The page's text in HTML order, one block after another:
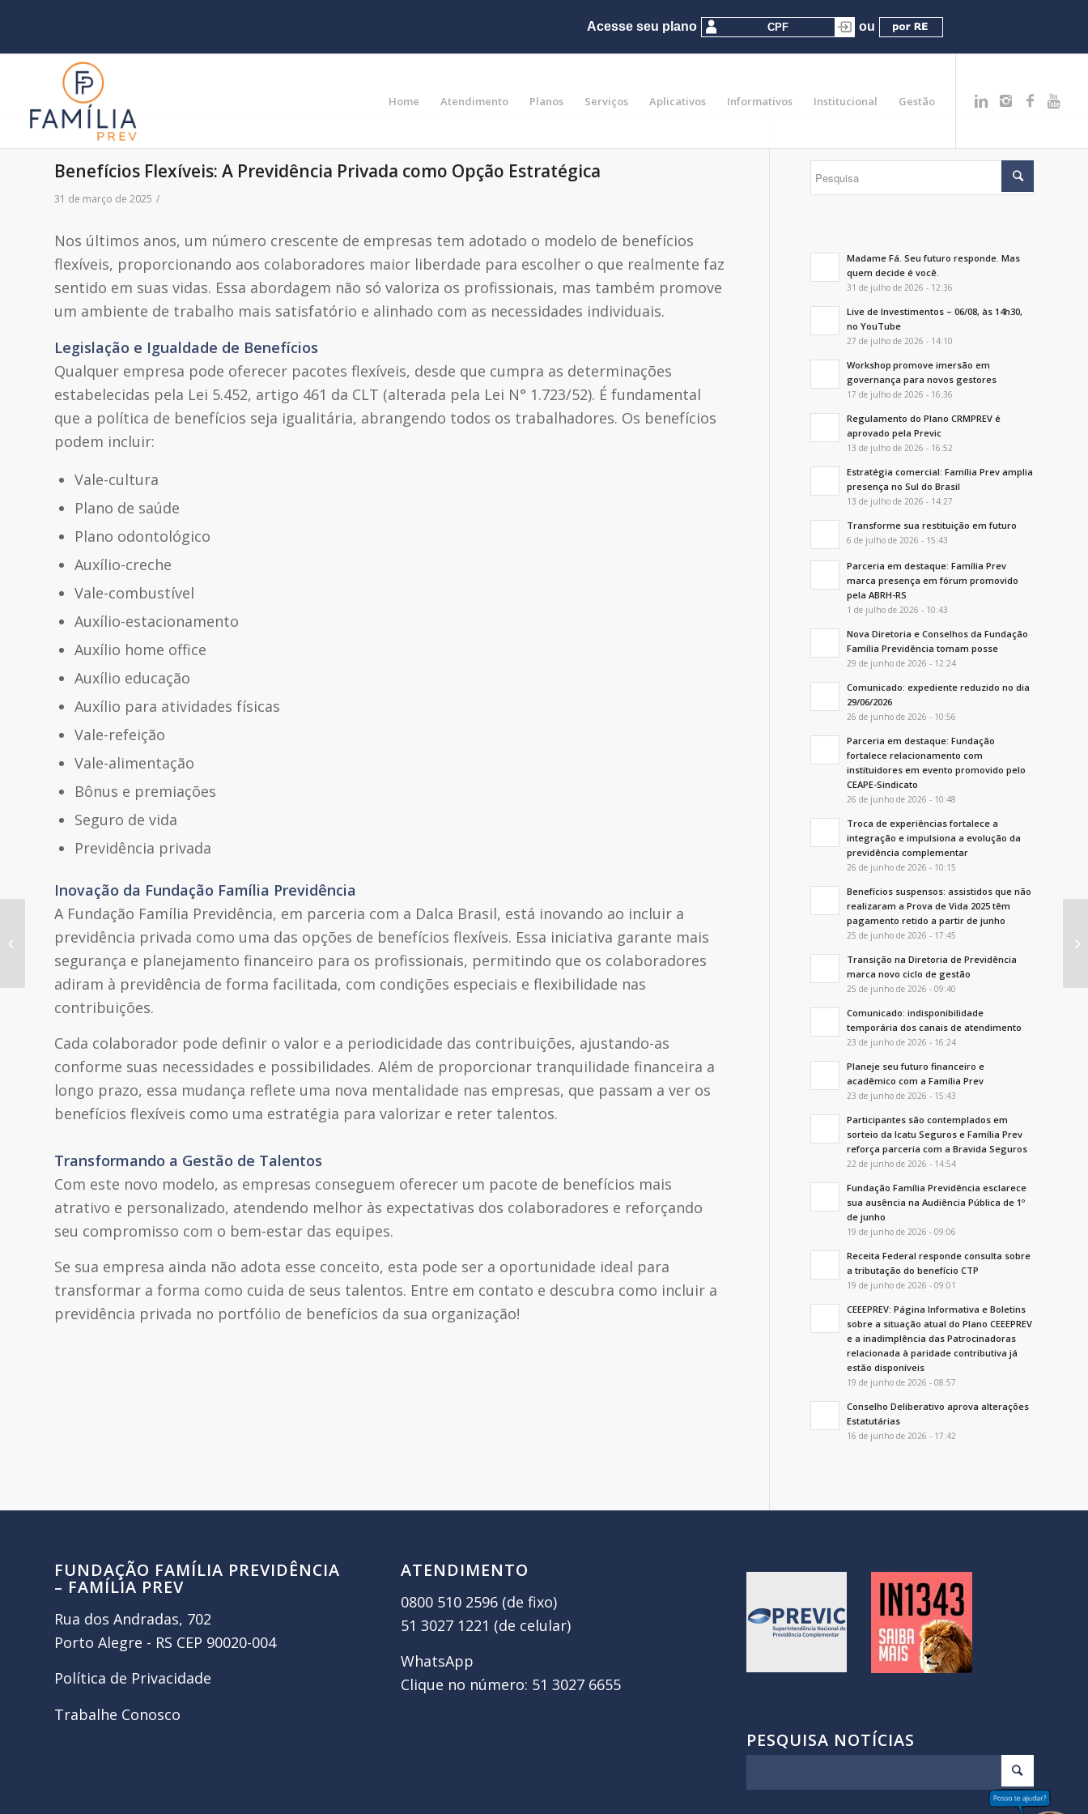
Home Atendimento Planos Serviços Aplicativos Informativos Institucional Gestão
Benefícios Flexíveis: A Previdência Privada como Opção Estratégica
31 de março de 2025 /
Nos últimos anos, um número crescente de empresas tem adotado o modelo de benefícios
flexíveis, proporcionando aos colaboradores maior liberdade para escolher o que realmente faz
sentido em suas vidas. Essa abordagem não só valoriza os profissionais, mas também promove
um ambiente de trabalho mais satisfatório e alinhado com as necessidades individuais.
Legislação e Igualdade de Benefícios
Qualquer empresa pode oferecer pacotes flexíveis, desde que cumpra as determinações
estabelecidas pela Lei 5.452, artigo 461 da CLT (alterada pela Lei N° 1.723/52). É fundamental
que a política de benefícios seja igualitária, abrangendo todos os trabalhadores. Os benefícios
podem incluir:
Vale-cultura
Plano de saúde
Plano odontológico
Auxílio-creche
Vale-combustível
Auxílio-estacionamento
Auxílio home office
Auxílio educação
Auxílio para atividades físicas
Vale-refeição
Vale-alimentação
Bônus e premiações
Seguro de vida
Previdência privada
Inovação da Fundação Família Previdência
A Fundação Família Previdência, em parceria com a Dalca Brasil, está inovando ao incluir a
previdência privada como uma das opções de benefícios flexíveis. Essa iniciativa garante mais
segurança e planejamento financeiro para os profissionais, permitindo que os colaboradores
adiram à previdência de forma facilitada, com condições especiais e flexibilidade nas
contribuições.
Cada colaborador pode definir o valor e a periodicidade das contribuições, ajustando-as
conforme suas necessidades e possibilidades. Além de proporcionar tranquilidade financeira a
longo prazo, essa mudança reflete uma nova mentalidade nas empresas, que passam a ver os
benefícios flexíveis como uma estratégia para valorizar e reter talentos.
Transformando a Gestão de Talentos
Com este novo modelo, as empresas conseguem oferecer um pacote de benefícios mais
atrativo e personalizado, atendendo melhor às expectativas dos colaboradores e reforçando
seu compromisso com o bem-estar das equipes.
Se sua empresa ainda não adota esse conceito, esta pode ser a oportunidade ideal para
transformar a forma como cuida de seus talentos. Entre em contato e descubra como incluir a
previdência privada no portfólio de benefícios da sua organização!
Madame Fá. Seu futuro responde. Mas
quem decide é você.
31 de julho de 2026 - 12:36
Live de Investimentos – 06/08, às 14h30,
no YouTube
27 de julho de 2026 - 14:10
Workshop promove imersão em
governança para novos gestores
17 de julho de 2026 - 16:36
Regulamento do Plano CRMPREV é
aprovado pela Previc
13 de julho de 2026 - 16:52
Estratégia comercial: Família Prev amplia
presença no Sul do Brasil
13 de julho de 2026 - 14:27
Transforme sua restituição em futuro
6 de julho de 2026 - 15:43
Parceria em destaque: Família Prev
marca presença em fórum promovido
pela ABRH-RS
1 de julho de 2026 - 10:43
Nova Diretoria e Conselhos da Fundação
Família Previdência tomam posse
29 de junho de 2026 - 12:24
Comunicado: expediente reduzido no dia
29/06/2026
26 de junho de 2026 - 10:56
Parceria em destaque: Fundação
fortalece relacionamento com
instituidores em evento promovido pelo
CEAPE-Sindicato
26 de junho de 2026 - 10:48
Troca de experiências fortalece a
integração e impulsiona a evolução da
previdência complementar
26 de junho de 2026 - 10:15
Benefícios suspensos: assistidos que não
realizaram a Prova de Vida 2025 têm
pagamento retido a partir de junho
25 de junho de 2026 - 17:45
Transição na Diretoria de Previdência
marca novo ciclo de gestão
25 de junho de 2026 - 09:40
Comunicado: indisponibilidade
temporária dos canais de atendimento
23 de junho de 2026 - 16:24
Planeje seu futuro financeiro e
acadêmico com a Família Prev
23 de junho de 2026 - 15:43
Participantes são contemplados em
sorteio da Icatu Seguros e Família Prev
reforça parceria com a Bravida Seguros
22 de junho de 2026 - 14:54
Fundação Família Previdência esclarece
sua ausência na Audiência Pública de 1º
de junho
19 de junho de 2026 - 09:06
Receita Federal responde consulta sobre
a tributação do benefício CTP
19 de junho de 2026 - 09:01
CEEEPREV: Página Informativa e Boletins
sobre a situação atual do Plano CEEEPREV
e a inadimplência das Patrocinadoras
relacionada à paridade contributiva já
estão disponíveis
19 de junho de 2026 - 08:57
Conselho Deliberativo aprova alterações
Estatutárias
16 de junho de 2026 - 17:42
FUNDAÇÃO FAMÍLIA PREVIDÊNCIA
– FAMÍLIA PREV
Rua dos Andradas, 702
Porto Alegre - RS CEP 90020-004
Política de Privacidade
Trabalhe Conosco
ATENDIMENTO
0800 510 2596 (de fixo)
51 3027 1221 (de celular)
WhatsApp
Clique no número: 51 3027 6655
PESQUISA NOTÍCIAS
15º Encontro de Previdência